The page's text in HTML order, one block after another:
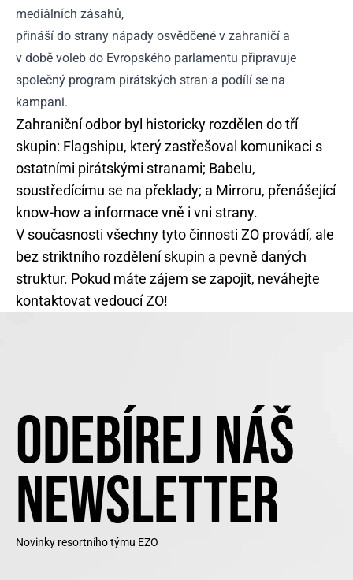
mediálních zásahů,
přináší do strany nápady osvědčené v zahraničí a
v době voleb do Evropského parlamentu připravuje
společný program pirátských stran a podílí se na
kampani.
Zahraniční odbor byl historicky rozdělen do tří
skupin: Flagshipu, který zastřešoval komunikaci s
ostatními pirátskými stranami; Babelu,
soustředícímu se na překlady; a Mirroru, přenášející
know-how a informace vně i vni strany.
V současnosti všechny tyto činnosti ZO provádí, ale
bez striktního rozdělení skupin a pevně daných
struktur. Pokud máte zájem se zapojit, neváhejte
kontaktovat vedoucí ZO!
ODEBÍREJ NÁŠ
NEWSLETTER
Novinky resortního týmu EZO